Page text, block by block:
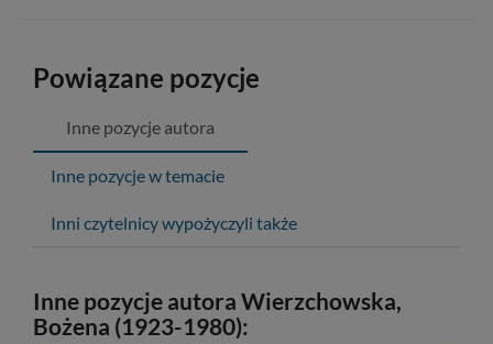
Powiązane pozycje
Inne pozycje autora
Inne pozycje w temacie
Inni czytelnicy wypożyczyli także
Inne pozycje autora Wierzchowska,
Bożena (1923-1980):